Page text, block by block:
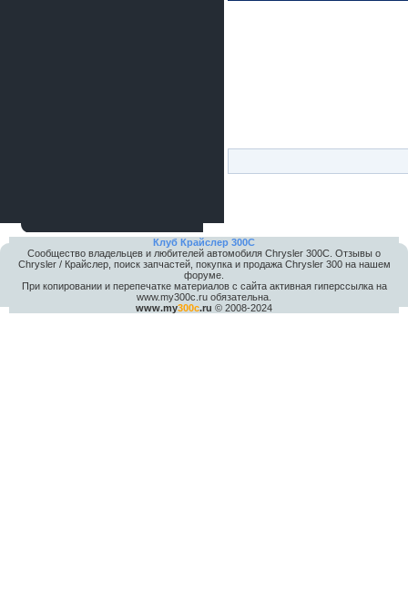
Клуб Крайслер 300C
Сообщество владельцев и любителей автомобиля Chrysler 300С. Отзывы о
Chrysler / Крайслер, поиск запчастей, покупка и продажа Chrysler 300 на нашем
форуме.
При копировании и перепечатке материалов с сайта активная гиперссылка на
www.my300c.ru обязательна.
www.my300c.ru © 2008-2024